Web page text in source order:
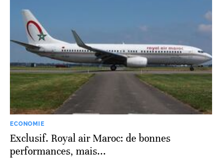
ECONOMIE
Exclusif. Royal air Maroc: de bonnes
performances, mais...